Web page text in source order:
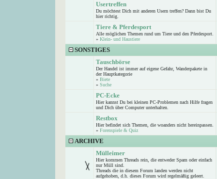
Usertreffen
Du möchtest Dich mit anderen Usern treffen? Dann bist Du
hier richtig.
Tiere & Pferdesport
Alle möglichen Themen rund um Tiere und den Pferdesport.
» Klein- und Haustiere
SONSTIGES
Tauschbörse
Der Handel ist immer auf eigene Gefahr, Wanderpakete in
der Hauptkategorie
» Biete
» Suche
PC-Ecke
Hier kannst Du bei kleinen PC-Problemen nach Hilfe fragen
und Dich über Computer unterhalten.
Restbox
Hier befindet sich Themen, die woanders nicht hereinpassen.
» Forenspiele & Quiz
ARCHIVE
Mülleimer
Hier kommen Threads rein, die entweder Spam oder einfach
nur Müll sind.
Threads die in diesem Forum landen werden nicht
aufgehoben, d.h. dieses Forum wird regelmäßig geleert.